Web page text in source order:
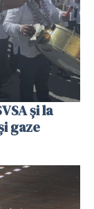
și la
gaze